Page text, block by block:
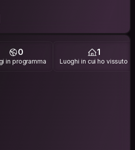
0
in programma
1
Luoghi in cui ho vissuto